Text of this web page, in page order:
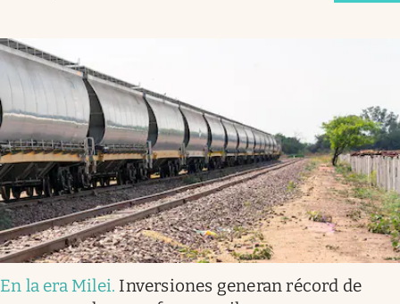
En la era Milei. Inversiones generan récord de